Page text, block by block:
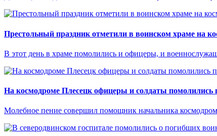
Престольный праздник отметили в воинском храме на
В этот день в храме помолились и офицеры, и
На космодроме Плесецк офицеры и солдаты помолились
Молебное пение совершил помощник начальника